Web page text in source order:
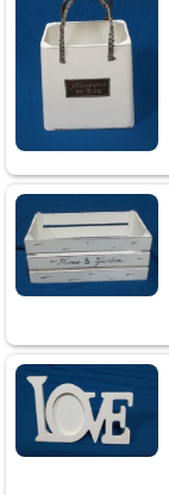
/素材紙...583